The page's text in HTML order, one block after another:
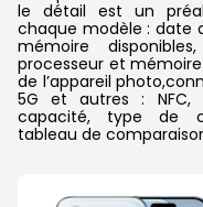
le détail est un
chaque modèle : date
mémoire
processeur et
de l’appareil
5G et autres : NFC,
capacité, type de
tableau de